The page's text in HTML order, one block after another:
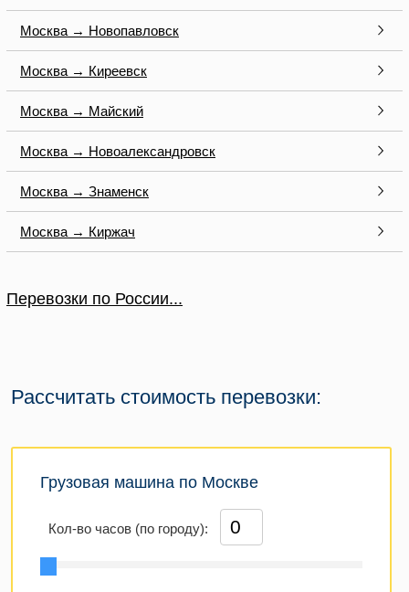
Москва → Новопавловск
Москва → Киреевск
Москва → Майский
Москва → Новоалександровск
Москва → Знаменск
Москва → Киржач
Перевозки по России...
Рассчитать стоимость перевозки:
Грузовая машина по Москве
Кол-во часов (по городу):